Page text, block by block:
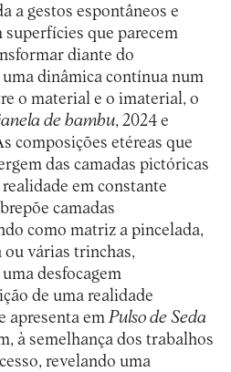
a gestos espontâneos e
que parecem
diante do
dinâmica contínua num
o material e o imaterial, o
de bambu, 2024 e
composições etéreas que
das camadas pictóricas
em constante
camadas
como matriz a pincelada,
ou várias trinchas,
desfocagem
de uma realidade
apresenta emPulso de Seda
à semelhança dos trabalhos
revelando uma